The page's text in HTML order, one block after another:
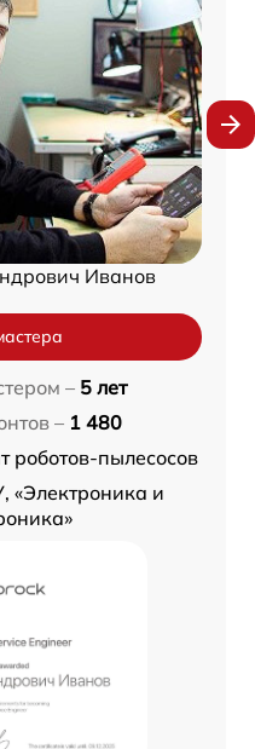
Иванов
– 5 лет
– 1 480
роботов-пылесосов
«Электроника и